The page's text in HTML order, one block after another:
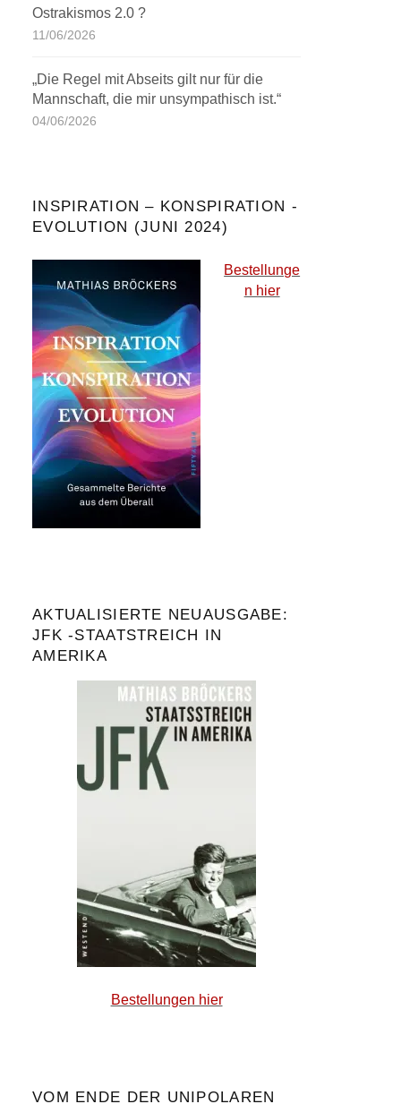
Ostrakismos 2.0 ?
11/06/2026
„Die Regel mit Abseits gilt nur für die
Mannschaft, die mir unsympathisch ist.“
04/06/2026
INSPIRATION – KONSPIRATION -
EVOLUTION (JUNI 2024)
Bestellunge
n hier
AKTUALISIERTE NEUAUSGABE:
JFK -STAATSTREICH IN
AMERIKA
Bestellungen hier
VOM ENDE DER UNIPOLAREN